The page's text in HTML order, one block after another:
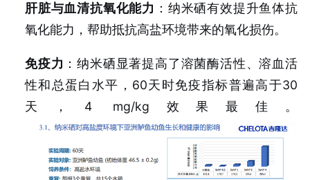
肝脏与血清抗氧化能力 ：纳米硒有效提升鱼体抗
氧化能力，帮助抵抗高盐环境带来的氧化损伤。
免疫力 ：纳米硒显著提高了溶菌酶活性、溶血活
性和总蛋白水平，60天时免疫指标普遍高于30
天，4 mg/kg效果最佳。